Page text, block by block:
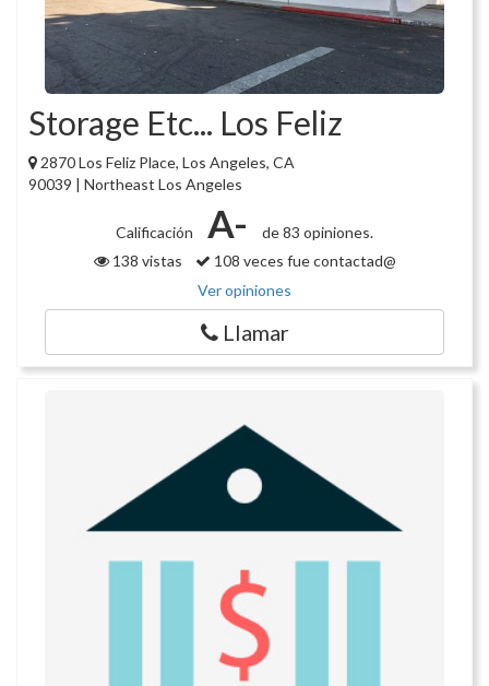
Storage Etc... Los Feliz
2870 Los Feliz Place, Los Angeles, CA
90039 | Northeast Los Angeles
Calificación A-
de 83 opiniones.
138 vistas
108 veces fue contactad@
Ver opiniones
Llamar